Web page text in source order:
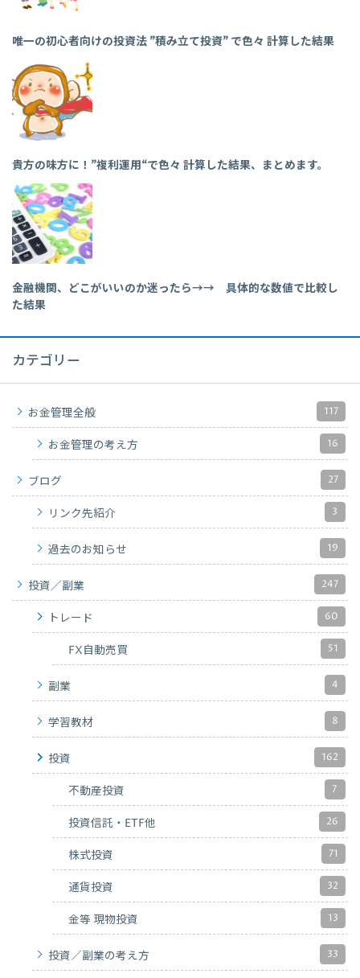
唯一の初心者向けの投資法 ”積み立て投資” で色々 計算した結果
貴方の味方に！”複利運用“で色々 計算した結果、まとめます。
金融機関、どこがいいのか迷ったら→→ 具体的な数値で比較し
た結果
カテゴリー
お金管理全般 117
お金管理の考え方 16
ブログ 27
リンク先紹介 3
過去のお知らせ 19
投資／副業 247
トレード 60
FX自動売買 51
副業 4
学習教材 8
投資 162
不動産投資 7
投資信託・ETF他 26
株式投資 71
通貨投資 32
金等 現物投資 13
投資／副業の考え方 33